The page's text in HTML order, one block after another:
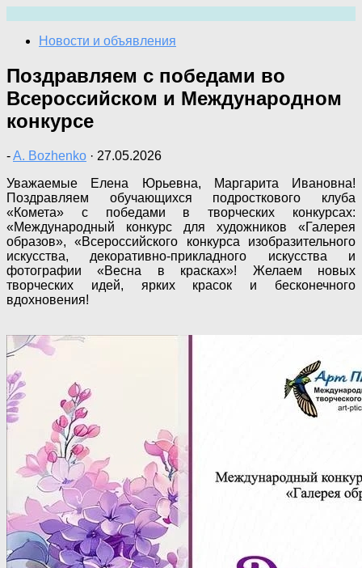
содержимому
Новости и объявления
Поздравляем с победами во
Всероссийском и Международном
конкурсе
-A. Bozhenko · 27.05.2026
Уважаемые Елена Юрьевна, Маргарита Ивановна!
Поздравляем обучающихся подросткового клуба
«Комета» с победами в творческих конкурсах:
«Международный конкурс для художников «Галерея
образов», «Всероссийского конкурса изобразительного
искусства, декоративно-прикладного искусства и
фотографии «Весна в красках»! Желаем новых
творческих идей, ярких красок и бесконечного
вдохновения!